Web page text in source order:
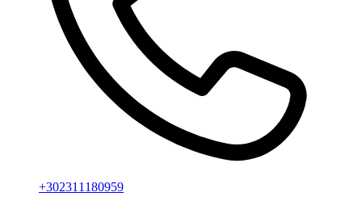
+302311180959